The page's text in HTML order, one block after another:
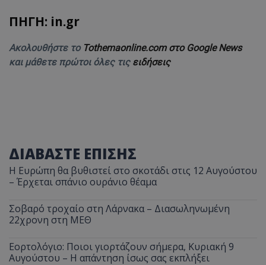
ΠΗΓΗ: in.gr
Ακολουθήστε το Tothemaonline.com στο Google News
και μάθετε πρώτοι όλες τις ειδήσεις
ΔΙΑΒΑΣΤΕ ΕΠΙΣΗΣ
Η Ευρώπη θα βυθιστεί στο σκοτάδι στις 12 Αυγούστου
– Έρχεται σπάνιο ουράνιο θέαμα
Σοβαρό τροχαίο στη Λάρνακα – Διασωληνωμένη
22χρονη στη ΜΕΘ
Εορτολόγιο: Ποιοι γιορτάζουν σήμερα, Κυριακή 9
Αυγούστου – Η απάντηση ίσως σας εκπλήξει